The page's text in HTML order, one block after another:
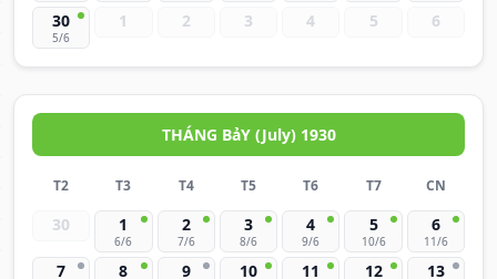
30
5/6
1 2 3 4 5 6
THÁNG BảY (July) 1930
T2 T3 T4 T5 T6 T7 CN
30 1
6/6
2
7/6
3
8/6
4
9/6
5
10/6
6
11/6
7 8 9 10 11 12 13